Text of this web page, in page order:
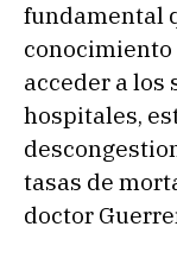
fundamental
conocimiento
acceder a los
hospitales,
tasas de
doctor